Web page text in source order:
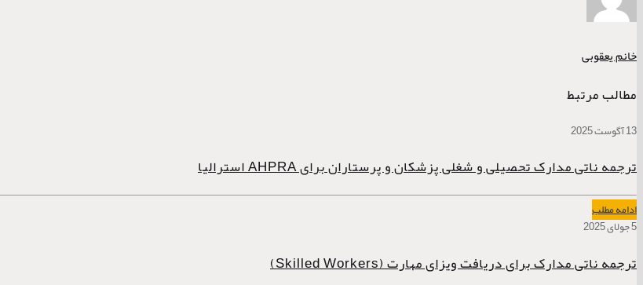
خانم یعقوبی
مطالب مرتبط
13 آگوست 2025
ترجمه ناتی مدارک تحصیلی و شغلی پزشکان و پرستاران برای AHPRA استرالیا
ادامه مطلب
5 جولای 2025
ترجمه ناتی مدارک برای دریافت ویزای مهارت (Skilled Workers)